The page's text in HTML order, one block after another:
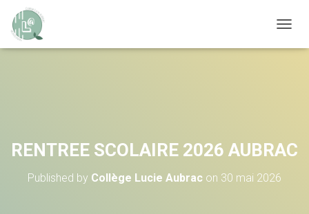
RENTREE SCOLAIRE 2026 AUBRAC
Published by Collège Lucie Aubrac on 30 mai 2026